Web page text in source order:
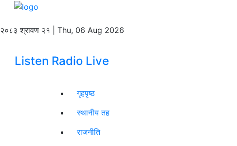
२०८३ श्रावण २१ | Thu, 06 Aug 2026
Listen Radio Live
गृहपृष्ठ
स्थानीय तह
राजनीति